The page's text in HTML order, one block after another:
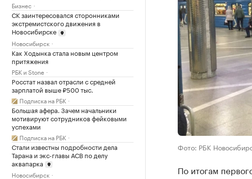
Бизнес
СК заинтересовался сторонниками
экстремистского движения в
Новосибирске
Новосибирск
Как Ходынка стала новым центром
притяжения
РБК и Stone
Росстат назвал отрасли с средней
зарплатой выше ₽500 тыс.
Подписка на РБК
Большая афера. Зачем начальники
мотивируют сотрудников фейковыми
успехами
Подписка на РБК
Стали известны подробности дела
Тарана и экс-главы АСВ по делу
аквапарка
Новосибирск
Фото: РБК
По итогам